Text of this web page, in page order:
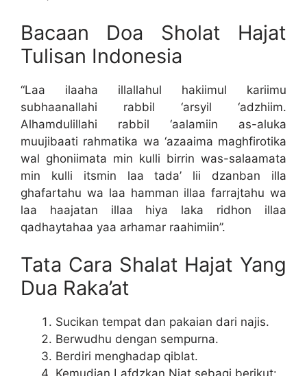
Bacaan Doa Sholat Hajat
Tulisan Indonesia
“Laa ilaaha illallahul hakiimul kariimu
subhaanallahi rabbil ‘arsyil ‘adzhiim.
Alhamdulillahi rabbil ‘aalamiin as-aluka
muujibaati rahmatika wa ‘azaaima maghfirotika
wal ghoniimata min kulli birrin was-salaamata
min kulli itsmin laa tada’ lii dzanban illa
ghafartahu wa laa hamman illaa farrajtahu wa
laa haajatan illaa hiya laka ridhon illaa
qadhaytahaa yaa arhamar raahimiin”.
Tata Cara Shalat Hajat Yang
Dua Raka’at
Sucikan tempat dan pakaian dari najis.
Berwudhu dengan sempurna.
Berdiri menghadap qiblat.